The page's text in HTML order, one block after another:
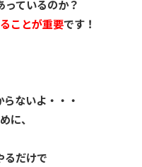
ているのか？
ことが重要です！
ないよ・・・
に、
るだけで